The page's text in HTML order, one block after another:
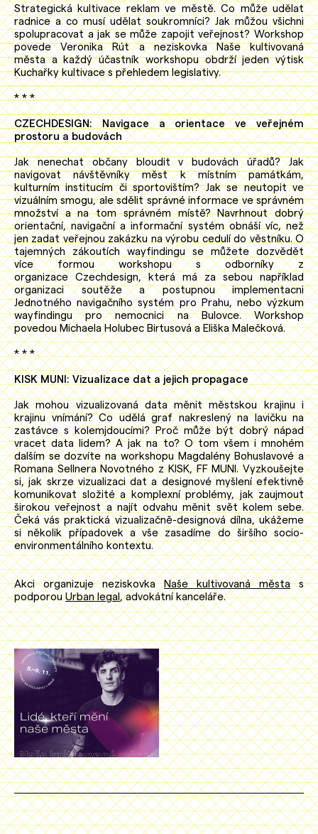
Strategická kultivace reklam ve městě. Co může udělat
radnice a co musí udělat soukromníci? Jak můžou všichni
spolupracovat a jak se může zapojit veřejnost? Workshop
povede Veronika Rút a neziskovka Naše kultivovaná
města a každý účastník workshopu obdrží jeden výtisk
Kuchařky kultivace s přehledem legislativy.
* * *
CZECHDESIGN: Navigace a orientace ve veřejném
prostoru a budovách
Jak nenechat občany bloudit v budovách úřadů? Jak
navigovat návštěvníky měst k místním památkám,
kulturním institucím či sportovištím? Jak se neutopit ve
vizuálním smogu, ale sdělit správné informace ve správném
množství a na tom správném místě? Navrhnout dobrý
orientační, navigační a informační systém obnáší víc, než
jen zadat veřejnou zakázku na výrobu cedulí do věstníku. O
tajemných zákoutích wayfindingu se můžete dozvědět
více formou workshopu s odborníky z
organizace Czechdesign, která má za sebou například
organizaci soutěže a postupnou implementacni
Jednotného navigačního systém pro Prahu, nebo výzkum
wayfindingu pro nemocnici na Bulovce. Workshop
povedou Michaela Holubec Birtusová a Eliška Malečková.
* * *
KISK MUNI: Vizualizace dat a jejich propagace
Jak mohou vizualizovaná data měnit městskou krajinu i
krajinu vnímání? Co udělá graf nakreslený na lavičku na
zastávce s kolemjdoucími? Proč může být dobrý nápad
vracet data lidem? A jak na to? O tom všem i mnohém
dalším se dozvíte na workshopu Magdalény Bohuslavové a
Romana Sellnera Novotného z KISK, FF MUNI. Vyzkoušejte
si, jak skrze vizualizaci dat a designové myšlení efektivně
komunikovat složité a komplexní problémy, jak zaujmout
širokou veřejnost a najít odvahu měnit svět kolem sebe.
Čeká vás praktická vizualizačně-designová dílna, ukážeme
si několik případovek a vše zasadíme do širšího socio-
environmentálního kontextu.
Akci organizuje neziskovkaNaše kultivovaná městas
podporouUrban legal, advokátní kanceláře.